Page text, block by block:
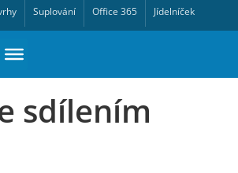
Suplování Office 365 Jídelníček
sdílením